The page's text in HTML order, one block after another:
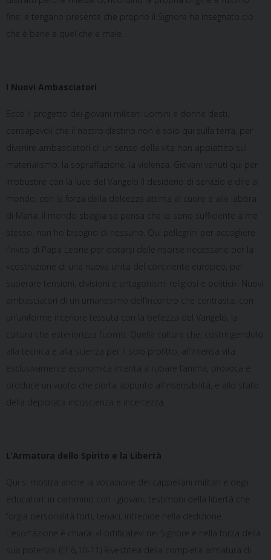
fine; e tengano presente che proprio il Signore ha insegnato ciò
che è bene e quel che è male.
I Nuovi Ambasciatori
Ecco il progetto dei giovani militari: uomini e donne desti,
consapevoli che il nostro destino non è solo qui sulla terra, per
divenire ambasciatori di un senso della vita non appiattito sul
materialismo, la sopraffazione, la violenza. Giovani venuti qui per
irrobustire con la luce del Vangelo il desiderio di servizio e dire al
mondo, con la forza della dolcezza attinta al cuore e alle labbra
di Maria: il mondo sbaglia se pensa che io sono sufficiente a me
stesso, non ho bisogno di nessuno. Qui pellegrini per accogliere
l’invito di Papa Leone per dotarsi delle risorse necessarie per la
«costruzione di una nuova unità del continente europeo, per
superare tensioni, divisioni e antagonismi religiosi e politici». Nuovi
ambasciatori di un umanesimo dell’incontro che contrasta, con
un’uniforme interiore tessuta con la bellezza del Vangelo, la
cultura che esteriorizza l’uomo. Quella cultura che, costringendolo
alla tecnica e alla scienza per il solo profitto, all’intensa vita
esclusivamente economica intenta a rubare l’anima, provoca e
produce un vuoto che porta appunto all’insensibilità, e allo stato
della deplorata incoscienza e incertezza.
L’Armatura dello Spirito e la Libertà
Qui si mostra anche la vocazione dei cappellani militari e degli
educatori: in cammino con i giovani, testimoni della libertà che
forgia personalità forti, tenaci, intrepide nella dedizione.
L’esortazione è chiara: «Fortificatevi nel Signore e nella forza della
sua potenza. (Ef 6,10-11) Rivestitevi della completa armatura di